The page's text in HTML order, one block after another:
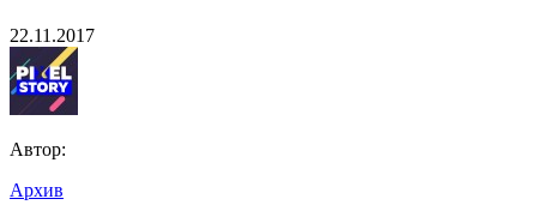
22.11.2017
Автор:
Архив